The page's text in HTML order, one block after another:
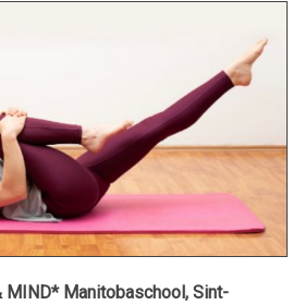
MIND* Manitobaschool, Sint-